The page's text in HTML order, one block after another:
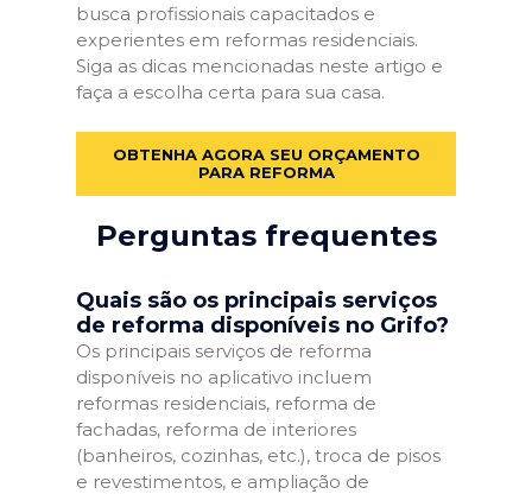
busca profissionais capacitados e
experientes em reformas residenciais.
Siga as dicas mencionadas neste artigo e
faça a escolha certa para sua casa.
OBTENHA AGORA SEU ORÇAMENTO
PARA REFORMA
Perguntas frequentes
Quais são os principais serviços
de reforma disponíveis no Grifo?
Os principais serviços de reforma
disponíveis no aplicativo incluem
reformas residenciais, reforma de
fachadas, reforma de interiores
(banheiros, cozinhas, etc.), troca de pisos
e revestimentos, e ampliação de